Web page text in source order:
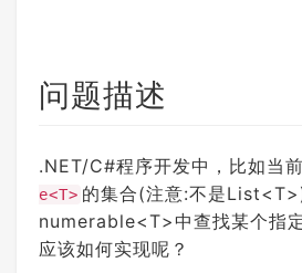
问题描述
.NET/C#程序开发中，比如当
e<T> 的集合(注意:不是
numerable<T>中查找某个指
应该如何实现呢？